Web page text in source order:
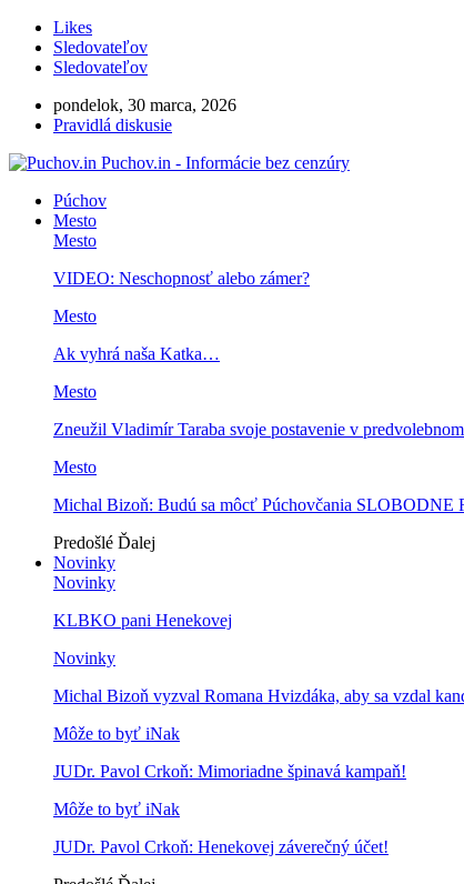
Likes
Sledovateľov
Sledovateľov
pondelok, 30 marca, 2026
Pravidlá diskusie
Puchov.in - Informácie bez cenzúry
Púchov
Mesto
Mesto
VIDEO: Neschopnosť alebo zámer?
Mesto
Ak vyhrá naša Katka…
Mesto
Zneužil Vladimír Taraba svoje postavenie v
Mesto
Michal Bizoň: Budú sa môcť Púchovčania
Predošlé Ďalej
Novinky
Novinky
KLBKO pani Henekovej
Novinky
Michal Bizoň vyzval Romana Hvizdáka, aby sa vzdal
Môže to byť iNak
JUDr. Pavol Crkoň: Mimoriadne špinavá kampaň!
Môže to byť iNak
JUDr. Pavol Crkoň: Henekovej záverečný účet!